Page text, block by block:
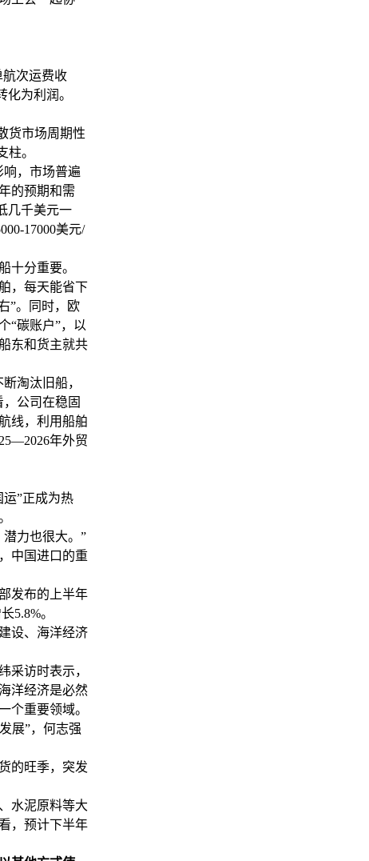
次运费收
为利润。
货市场周期性
。
，市场普遍
的预期和需
几千美元一
17000美元/
分重要。
，每天能省下
”。同时，欧
“碳账户”，以
东和货主就共
淘汰旧船，
公司在稳固
线，利用船舶
年外贸
”正成为热
力也很大。”
中国进口的重
发布的上半年
5.8%。
设、海洋经济
访时表示，
洋经济是必然
个重要领域。
展”，何志强
的旺季，突发
水泥原料等大
，预计下半年